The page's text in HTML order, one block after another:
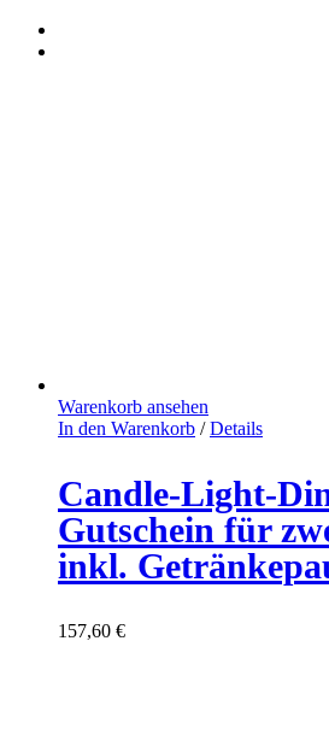
Warenkorb ansehen
In den Warenkorb / Details
Candle-Light-
Gutschein für
inkl.
157,60 €